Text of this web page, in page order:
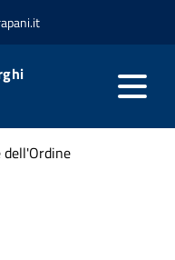
dell'Ordine